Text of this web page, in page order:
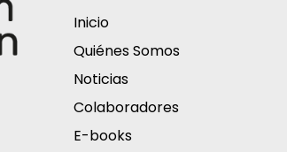
Inicio
Quiénes Somos
Noticias
Colaboradores
E-books